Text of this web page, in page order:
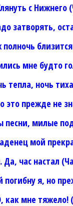
с Нижнего
затворять,
полночь
мне будто
тепла, ночь
это прежде не
песни, милые
мой
Да, час настал
погибну я, но
как мне тяжело!